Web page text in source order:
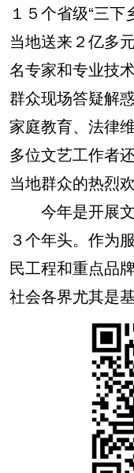
１５个省级“三
当地送来２亿多
名专家和专业技
群众现场答疑解
家庭教育、法律
多位文艺工作者
当地群众的热烈欢
今年是开展文
３个年头。作为
民工程和重点品
社会各界尤其是